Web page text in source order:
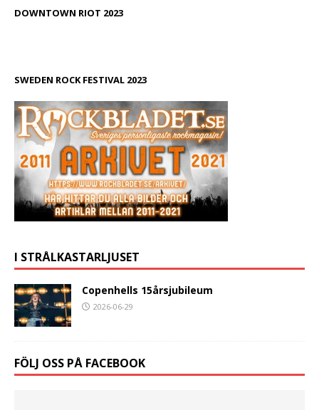
DOWNTOWN RIOT 2023
SWEDEN ROCK FESTIVAL 2023
I STRÅLKASTARLJUSET
Copenhells 15årsjubileum
2026-06-29
FÖLJ OSS PÅ FACEBOOK